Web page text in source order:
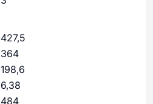
427,5
364
198,6
6,38
484